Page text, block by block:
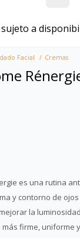
a
Facial Cremas
es una rutina
y contorno de
la
firme, uniforme